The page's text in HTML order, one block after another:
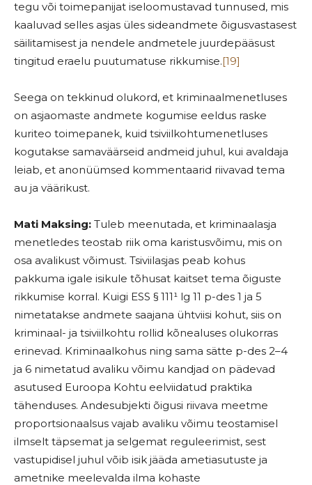
tegu või toimepanijat iseloomustavad tunnused, mis
kaaluvad selles asjas üles sideandmete õigusvastasest
säilitamisest ja nendele andmetele juurdepääsust
tingitud eraelu puutumatuse rikkumise.[19]
Seega on tekkinud olukord, et kriminaalmenetluses
on asjaomaste andmete kogumise eeldus raske
kuriteo toimepanek, kuid tsiviilkohtumenetluses
kogutakse samaväärseid andmeid juhul, kui avaldaja
leiab, et anonüümsed kommentaarid riivavad tema
au ja väärikust.
Mati Maksing: Tuleb meenutada, et kriminaalasja
menetledes teostab riik oma karistusvõimu, mis on
osa avalikust võimust. Tsiviilasjas peab kohus
pakkuma igale isikule tõhusat kaitset tema õiguste
rikkumise korral. Kuigi ESS § 111¹ lg 11 p-des 1 ja 5
nimetatakse andmete saajana ühtviisi kohut, siis on
kriminaal- ja tsiviilkohtu rollid kõnealuses olukorras
erinevad. Kriminaalkohus ning sama sätte p-des 2–4
ja 6 nimetatud avaliku võimu kandjad on pädevad
asutused Euroopa Kohtu eelviidatud praktika
tähenduses. Andesubjekti õigusi riivava meetme
proportsionaalsus vajab avaliku võimu teostamisel
ilmselt täpsemat ja selgemat reguleerimist, sest
vastupidisel juhul võib isik jääda ametiasutuste ja
ametnike meelevalda ilma kohaste